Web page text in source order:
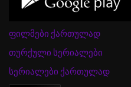
ფილმები ქართულად
თურქული სერიალები
სერიალები ქართულად